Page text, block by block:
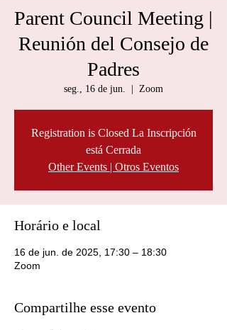
Parent Council Meeting |
Reunión del Consejo de
Padres
seg., 16 de jun. Zoom
Registration is Closed La Inscripción
está Cerrada
Other Events | Otros Eventos
Horário e local
16 de jun. de 2025, 17:30 – 18:30
Zoom
Compartilhe esse evento